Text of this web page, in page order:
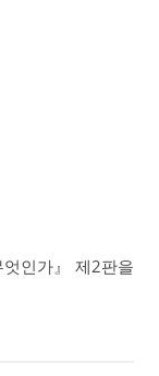
엇인가』 제2판을